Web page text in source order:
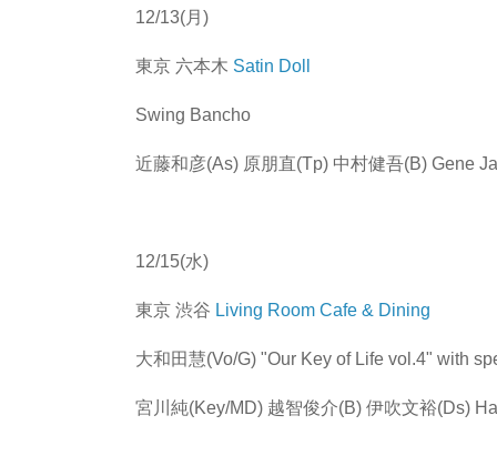
12/13(月)
東京 六本木 Satin Doll
Swing Bancho
近藤和彦(As) 原朋直(Tp) 中村健吾(B) Gene
12/15(水)
東京 渋谷 Living Room Cafe & Dining
大和田慧(Vo/G) "Our Key of Life vol.4" with
宮川純(Key/MD) 越智俊介(B) 伊吹文裕(Ds)